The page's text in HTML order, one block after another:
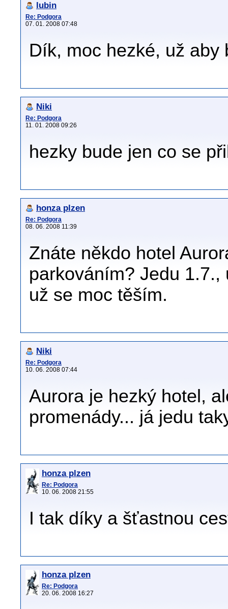
lubin
Re: Podgora
07. 01. 2008 07:48
Dík, moc hezké, už aby
Niki
Re: Podgora
11. 01. 2008 09:26
hezky bude jen co se
honza plzen
Re: Podgora
08. 06. 2008 11:39
Znáte někdo hotel
parkováním? Jedu
už se moc těším.
Niki
Re: Podgora
10. 06. 2008 07:44
Aurora je hezký hotel,
promenády... já jedu
honza plzen
Re: Podgora
10. 06. 2008 21:55
I tak díky a šťastnou
honza plzen
Re: Podgora
20. 06. 2008 16:27